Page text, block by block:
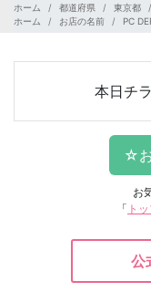
ホーム 都道府県 東京都
ホーム
お店の名前 PC
本日チ
お
「 ト
公